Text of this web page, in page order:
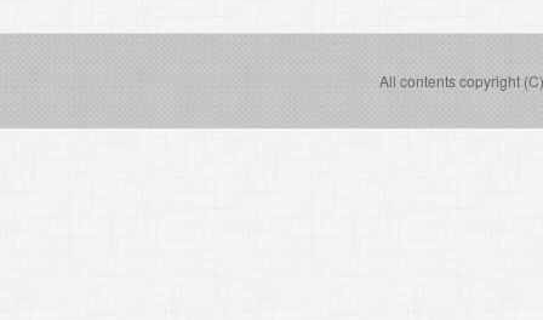
All contents copyright